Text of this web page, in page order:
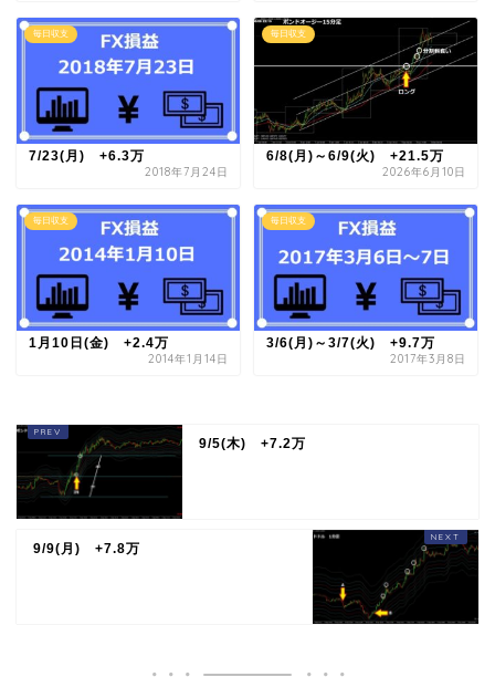
毎日収支
7/23(月) +6.3万
2018年7月24日
毎日収支
6/8(月)～6/9(火) +21.5万
2026年6月10日
毎日収支
1月10日(金) +2.4万
2014年1月14日
毎日収支
3/6(月)～3/7(火) +9.7万
2017年3月8日
9/5(木) +7.2万
9/9(月) +7.8万